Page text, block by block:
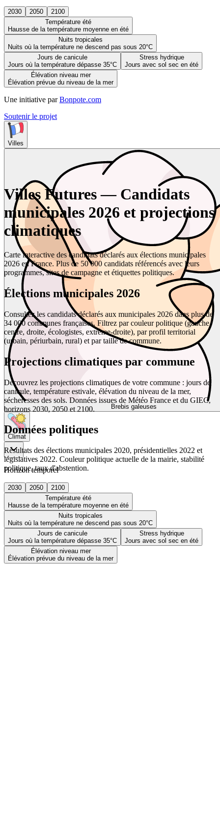
2030 2050
2100
Température été
Hausse de la température moyenne en été
Nuits tropicales
Nuits où la température ne descend pas sous 20°C
Jours de canicule
Jours où la température dépasse 35°C
Stress hydrique
Jours avec sol sec en été
Élévation niveau mer
Élévation prévue du niveau de la mer
Une initiative par Bonpote.com
Soutenir le projet
Villes
Brebis galeuses
Climat
Horizon temporel
2030 2050
2100
Température été
Hausse de la température moyenne en été
Nuits tropicales
Nuits où la température ne descend pas sous 20°C
Jours de canicule
Jours où la température dépasse 35°C
Stress hydrique
Jours avec sol sec en été
Élévation niveau mer
Élévation prévue du niveau de la mer
Villes Futures — Candidats
municipales 2026 et projections
climatiques
Carte interactive des candidats déclarés aux élections municipales
2026 en France. Plus de 50 000 candidats référencés avec leurs
programmes, sites de campagne et étiquettes politiques.
Élections municipales 2026
Consultez les candidats déclarés aux municipales 2026 dans plus de
34 000 communes françaises. Filtrez par couleur politique (gauche,
centre, droite, écologistes, extrême-droite), par profil territorial
(urbain, périurbain, rural) et par taille de commune.
Projections climatiques par commune
Découvrez les projections climatiques de votre commune : jours de
canicule, température estivale, élévation du niveau de la mer,
sécheresses des sols. Données issues de Météo France et du GIEC,
horizons 2030, 2050 et 2100.
Données politiques
Résultats des élections municipales 2020, présidentielles 2022 et
législatives 2022. Couleur politique actuelle de la mairie, stabilité
politique, taux d'abstention.